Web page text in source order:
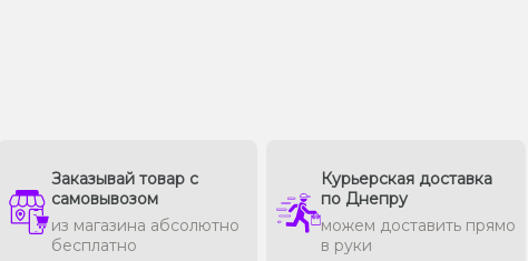
Заказывай товар с
самовывозом
из магазина абсолютно
бесплатно
Курьерская доставка
по Днепру
можем доставить прямо
в руки